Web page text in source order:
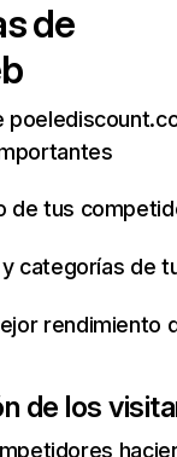
de
de tus
categorías de
rendimiento
de los